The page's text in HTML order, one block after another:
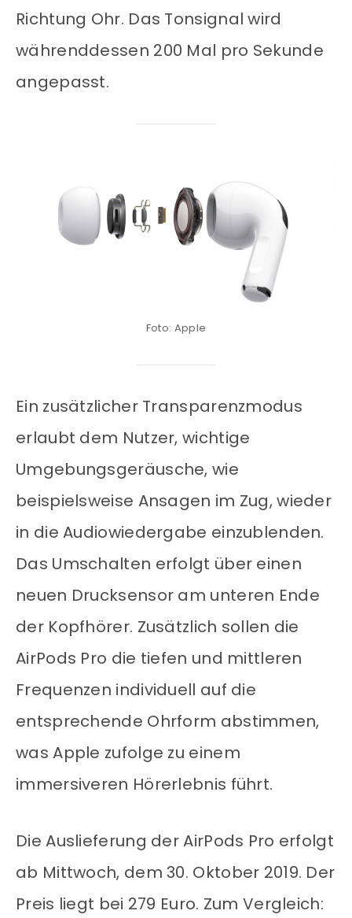
Richtung Ohr. Das Tonsignal wird
währenddessen 200 Mal pro Sekunde
angepasst.
Foto: Apple
Ein zusätzlicher Transparenzmodus
erlaubt dem Nutzer, wichtige
Umgebungsgeräusche, wie
beispielsweise Ansagen im Zug, wieder
in die Audiowiedergabe einzublenden.
Das Umschalten erfolgt über einen
neuen Drucksensor am unteren Ende
der Kopfhörer. Zusätzlich sollen die
AirPods Pro die tiefen und mittleren
Frequenzen individuell auf die
entsprechende Ohrform abstimmen,
was Apple zufolge zu einem
immersiveren Hörerlebnis führt.
Die Auslieferung der AirPods Pro erfolgt
ab Mittwoch, dem 30. Oktober 2019. Der
Preis liegt bei 279 Euro. Zum Vergleich: